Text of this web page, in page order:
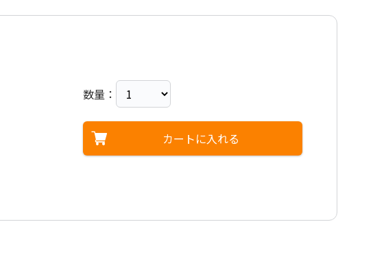
数量：
カートに入れる